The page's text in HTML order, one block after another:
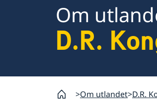
Om
D.R.
Om utlandet D.R.